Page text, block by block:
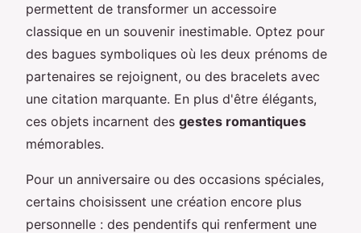
permettent de transformer un accessoire
classique en un souvenir inestimable. Optez pour
des bagues symboliques où les deux prénoms de
partenaires se rejoignent, ou des bracelets avec
une citation marquante. En plus d'être élégants,
ces objets incarnent des gestes romantiques
mémorables.
Pour un anniversaire ou des occasions spéciales,
certains choisissent une création encore plus
personnelle : des pendentifs qui renferment une